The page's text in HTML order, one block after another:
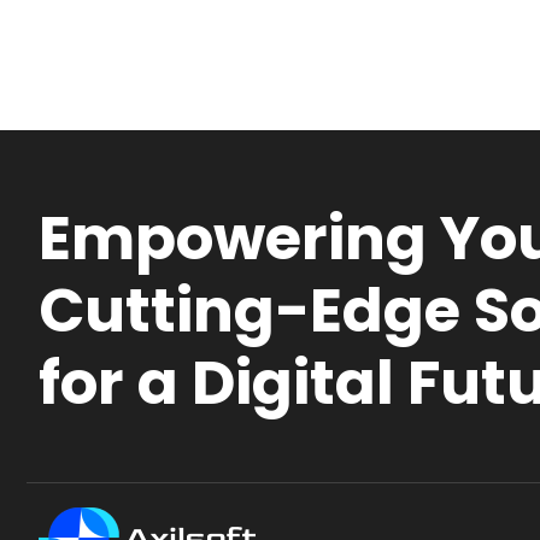
Empowering
Cutting-Edge
for a Digital